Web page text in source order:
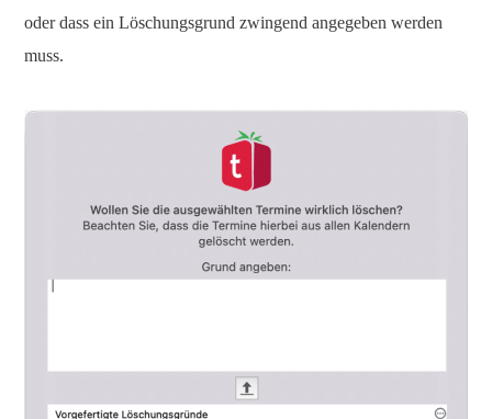
oder dass ein Löschungsgrund zwingend angegeben werden
muss.